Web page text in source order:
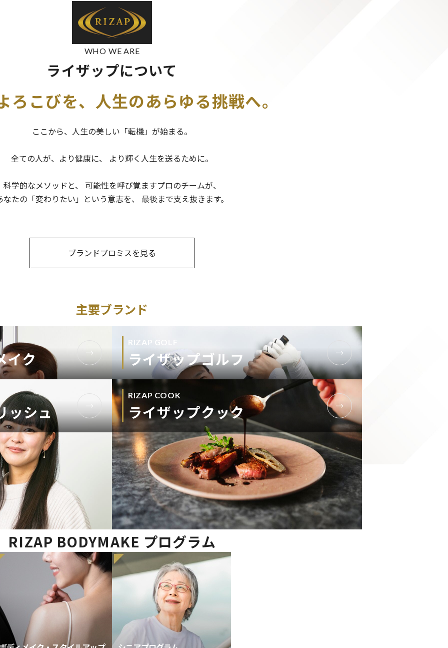
WHO WE ARE
ライザップについて
ろこびを、 人生のあらゆる挑戦へ。
ここから、人生の美しい「転機」が始まる。
全ての人が、より健康に、 より輝く人生を送るために。
科学的なメソッドと、
可能性を呼び覚ますプロのチームが、
なたの「変わりたい」という意志を、
最後まで支え抜きます。
ブランドプロミスを見る
主要ブランド
イク
RIZAP GOLF
ライザップゴルフ
ッシュ
RIZAP COOK
ライザップクック
RIZAP BODYMAKE PROGRAM
理想のカラダを目指す
RIZAP BODYMAKE プログラム